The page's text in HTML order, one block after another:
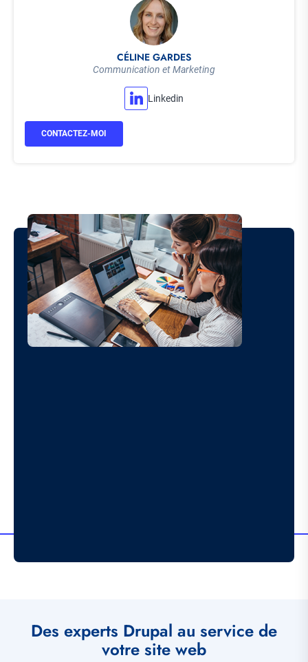
CÉLINE GARDES
Communication et Marketing
Linkedin
CONTACTEZ-MOI
Image
Des experts Drupal au service de
votre site web